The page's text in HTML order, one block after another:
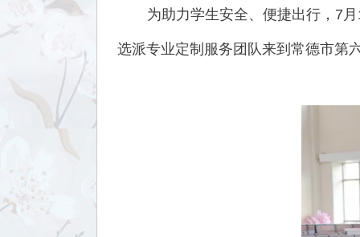
为助力学生安全、便捷出行，7
选派专业定制服务团队来到常德市第